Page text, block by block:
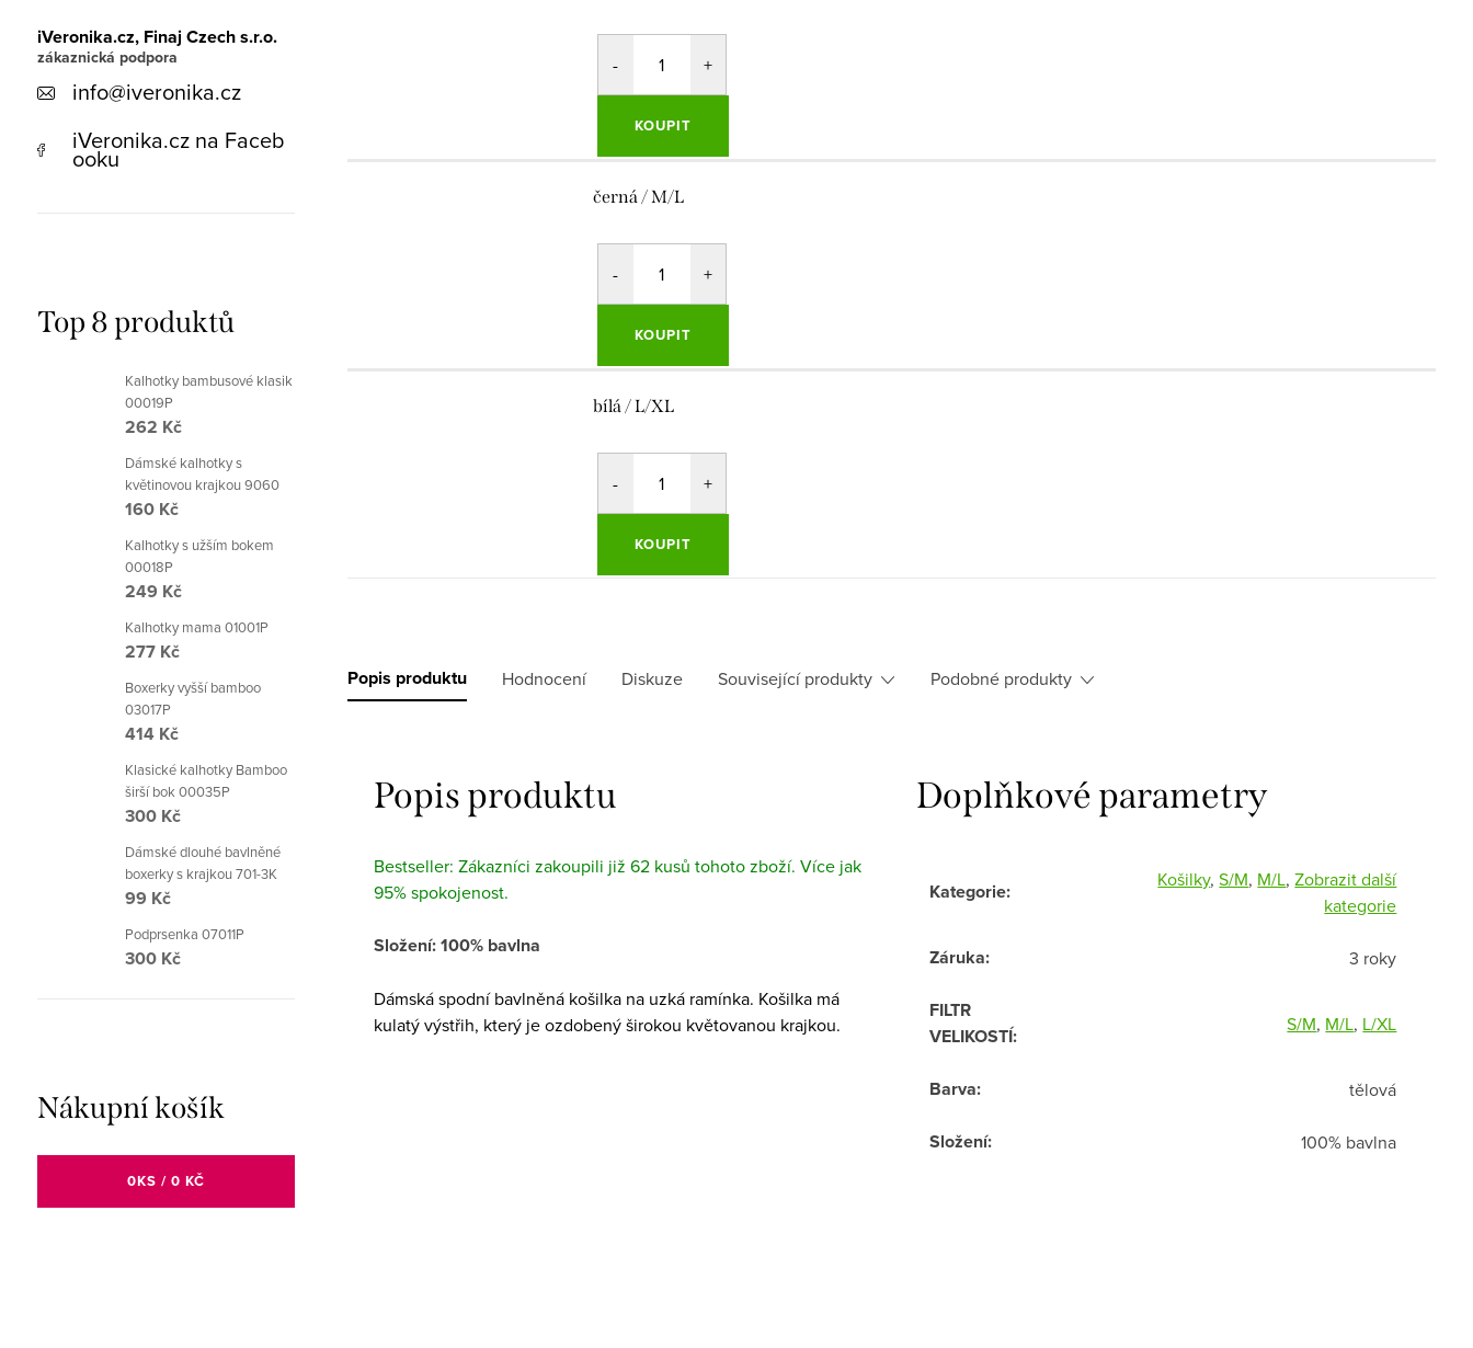
iVeronika.cz, Finaj Czech s.r.o.
info@iveronika.cz
iVeronika.cz na Faceb
ooku
Top 8 produktů
Kalhotky bambusové klasik
00019P
262 Kč
Dámské kalhotky s
květinovou krajkou 9060
160 Kč
Kalhotky s užším bokem
00018P
249 Kč
Kalhotky mama 01001P
277 Kč
Boxerky vyšší bamboo
03017P
414 Kč
Klasické kalhotky Bamboo
širší bok 00035P
300 Kč
Dámské dlouhé bavlněné
boxerky s krajkou 701-3K
99 Kč
Podprsenka 07011P
300 Kč
Nákupní košík
0KS / 0 KČ
KOUPIT
černá / M/L
KOUPIT
bílá / L/XL
KOUPIT
Popis produktu Hodnocení Diskuze Související produkty Podobné produkty
Popis produktu
Bestseller: Zákazníci zakoupili již 62 kusů tohoto zboží. Více jak
95% spokojenost.
Složení: 100% bavlna
Dámská spodní bavlněná košilka na uzká ramínka. Košilka má
kulatý výstřih, který je ozdobený širokou květovanou krajkou.
Doplňkové parametry
Kategorie: Košilky,S/M, M/L,Zobrazit další
kategorie
Záruka: 3 roky
FILTR
VELIKOSTÍ: S/M, M/L, L/XL
Barva: tělová
Složení: 100% bavlna